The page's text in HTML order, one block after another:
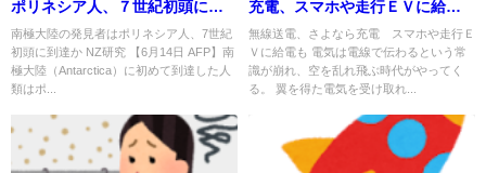
ポリネシア人、７世紀初頭に到
達か！？
南極大陸の発見者はポリネシア人、7世紀
初頭に到達か NZ研究 【6月14日 AFP】南
極大陸（Antarctica）に初めて到達した人
類はポ...
充電、スマホや走行ＥＶに給電
も
無線送電、さよなら充電 スマホや走行Ｅ
Ｖに給電も 電気は電線で伝わるという常
識が崩れ、空を乱れ飛ぶ時代がやってく
る。 翼を得た電気を受け取れ...